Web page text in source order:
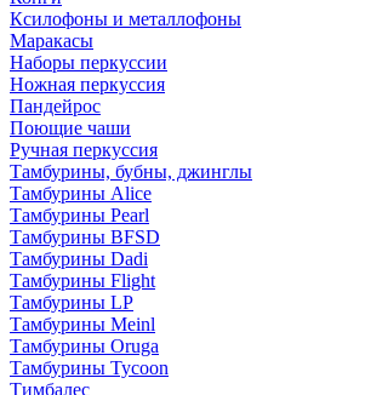
Ксилофоны и металлофоны
Маракасы
Наборы перкуссии
Ножная перкуссия
Пандейрос
Поющие чаши
Ручная перкуссия
Тамбурины, бубны, джинглы
Тамбурины Alice
Тамбурины Pearl
Тамбурины BFSD
Тамбурины Dadi
Тамбурины Flight
Тамбурины LP
Тамбурины Meinl
Тамбурины Oruga
Тамбурины Tycoon
Тимбалес